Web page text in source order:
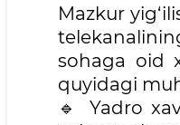
Mazkur
sohaga oid
quyidagi
🔹 Yadro